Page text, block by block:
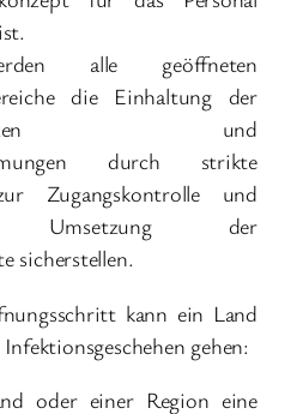
alle geöffneten
die Einhaltung der
und
durch strikte
Zugangskontrolle und
Umsetzung der
sicherstellen.
kann ein Land
gehen:
oder einer Region eine